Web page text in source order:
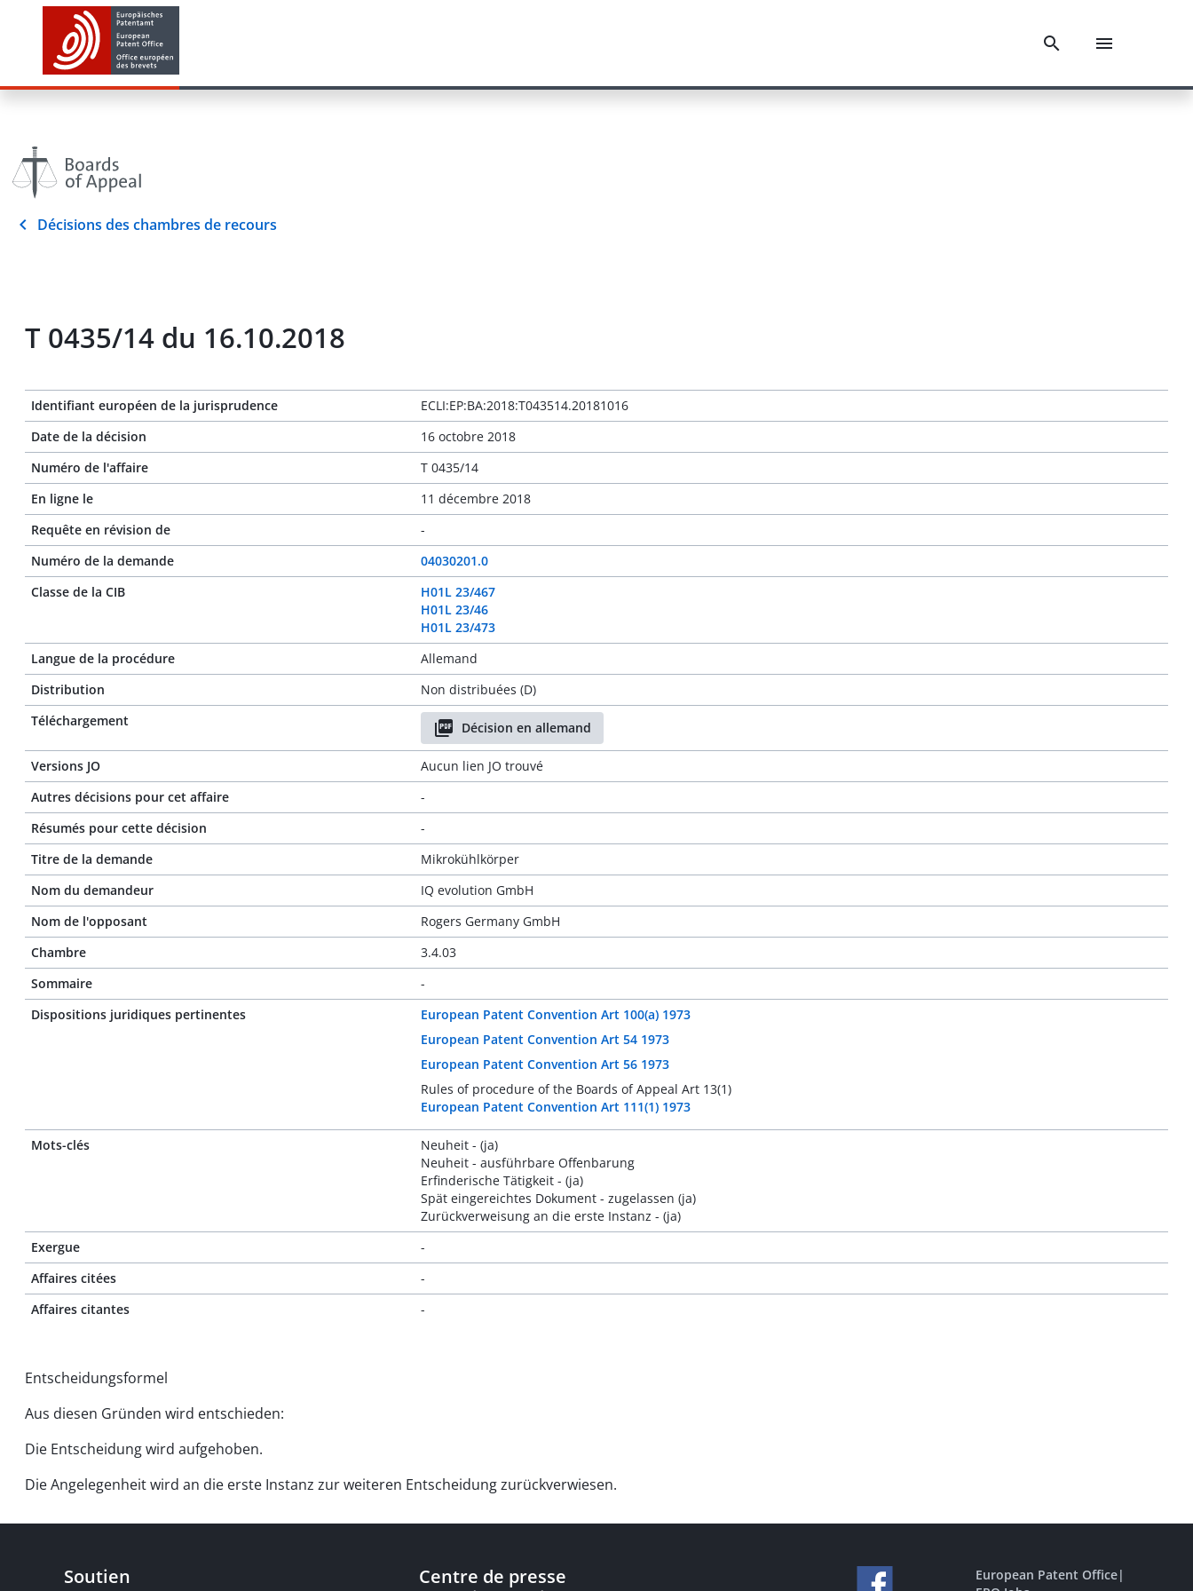
Décisions des chambres de recours
T 0435/14 du 16.10.2018
Identifiant européen de la jurisprudence
ECLI:EP:BA:2018:T043514.20181016
Date de la décision
16 octobre 2018
Numéro de l'affaire
T 0435/14
En ligne le
11 décembre 2018
Requête en révision de
-
Numéro de la demande
04030201.0
Classe de la CIB
H01L 23/467
H01L 23/46
H01L 23/473
Langue de la procédure
Allemand
Distribution
Non distribuées (D)
Téléchargement
Décision en allemand
Versions JO
Aucun lien JO trouvé
Autres décisions pour cet affaire
-
Résumés pour cette décision
-
Titre de la demande
Mikrokühlkörper
Nom du demandeur
IQ evolution GmbH
Nom de l'opposant
Rogers Germany GmbH
Chambre
3.4.03
Sommaire
-
Dispositions juridiques pertinentes
European Patent Convention Art 100(a) 1973
European Patent Convention Art 54 1973
European Patent Convention Art 56 1973
Rules of procedure of the Boards of Appeal Art 13(1)
European Patent Convention Art 111(1) 1973
Mots-clés
Neuheit - (ja)
Neuheit - ausführbare Offenbarung
Erfinderische Tätigkeit - (ja)
Spät eingereichtes Dokument - zugelassen (ja)
Zurückverweisung an die erste Instanz - (ja)
Exergue
-
Affaires citées
-
Affaires citantes
-
Entscheidungsformel
Aus diesen Gründen wird entschieden:
Die Entscheidung wird aufgehoben.
Die Angelegenheit wird an die erste Instanz zur weiteren Entscheidung zurückverwiesen.
Soutien
Centre de presse
European Patent Office|